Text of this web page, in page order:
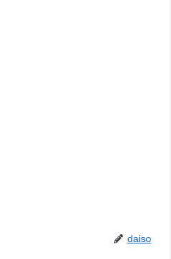
daiso